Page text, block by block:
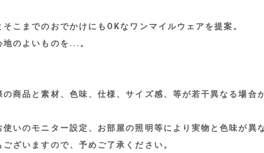
こまでのおでかけにもOKなワンマイルウェアを提案。
のよいものを...。
商品と素材、色味、仕様、サイズ感、等が若干異なる場合
いのモニター設定、お部屋の照明等により実物と色味が異
ざいますので、予めご了承ください。